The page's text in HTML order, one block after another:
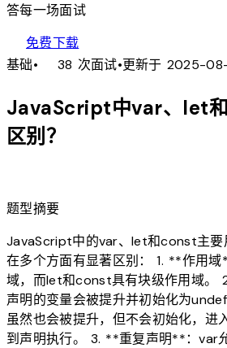
答每一场面试
免费下载
基础• 38 次面试•更新于 2025-
JavaScript中var、let
区别？
题型摘要
JavaScript中的var、let和const主要
在多个方面有显著区别： 1. **作用
域，而let和const具有块级作用域。
声明的变量会被提升并初始化为
虽然也会被提升，但不会初始化，进
到声明执行。 3. **重复声明**：var